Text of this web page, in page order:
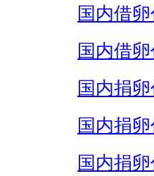
国内借
国内借
国内捐
国内捐
国内捐